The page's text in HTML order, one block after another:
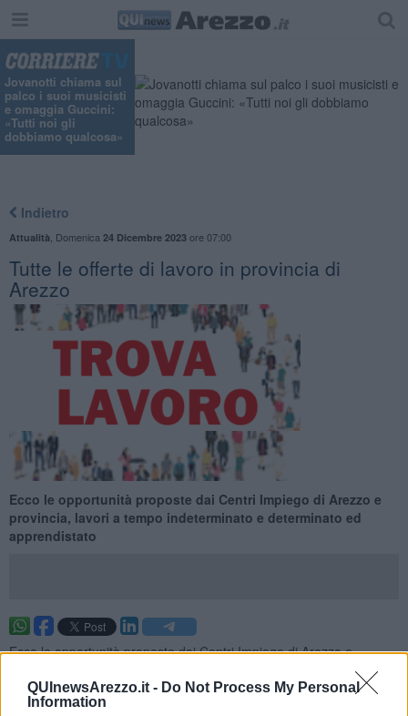
QUInewsArezzo.it - Do Not Process My Personal
Information
Jovanotti chiama sul
palco i suoi musicisti
e omaggia Guccini:
«Tutti noi gli
dobbiamo qualcosa»
Indietro
Attualità Domenica 24 Dicembre 2023ore 07:00
​Tutte le offerte di lavoro in provincia di
Arezzo
Ecco le opportunità proposte dai Centri Impiego di Arezzo e
provincia, lavori a tempo indeterminato e determinato ed
apprendistato
Ecco le opportunità proposte dai Centri Impiego di Arezzo e
provincia per la settimana 52 del 2023 (dal 24 dicembre 2023 al 30
dicembre 2023), lavori a tempo indeterminato e determinato ed
apprendistato.